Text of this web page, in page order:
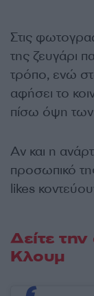
Στις
της ζευγάρι
τρόπο, ενώ
αφήσει το
πίσω όψη
Αν και η
προσωπικό
likes
Δείτε
Κλουμ